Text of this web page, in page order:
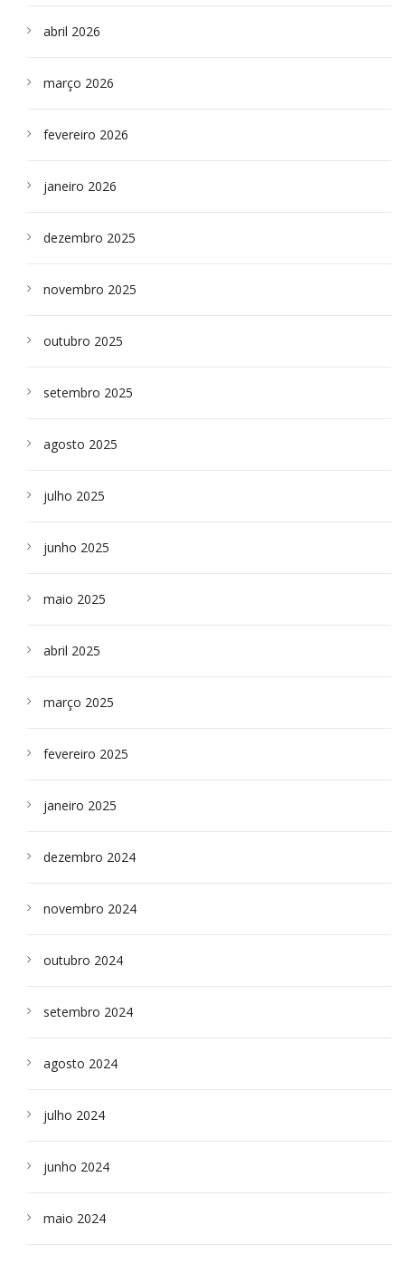
abril 2026
março 2026
fevereiro 2026
janeiro 2026
dezembro 2025
novembro 2025
outubro 2025
setembro 2025
agosto 2025
julho 2025
junho 2025
maio 2025
abril 2025
março 2025
fevereiro 2025
janeiro 2025
dezembro 2024
novembro 2024
outubro 2024
setembro 2024
agosto 2024
julho 2024
junho 2024
maio 2024